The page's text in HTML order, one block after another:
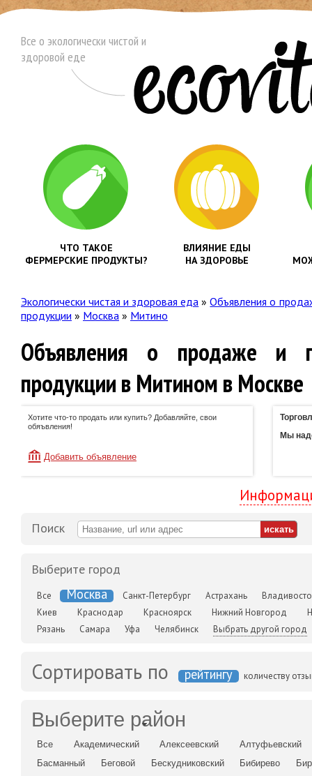
Все о экологически чистой и
здоровой еде
ЧТО ТАКОЕ
ФЕРМЕРСКИЕ ПРОДУКТЫ?
ВЛИЯНИЕ ЕДЫ
НА ЗДОРОВЬЕ
Экологически чистая и здоровая еда »Объявления о
продукции » Москва » Митино
Объявления о продаже и
продукции в Митином в Москве
Хотите что-то продать или купить? Добавляйте, свои
обяъвления!
Добавить объявление
Мы
Поиск
Выберите город
Все Москва Санкт-Петербург Астрахань
Киев
Краснодар Красноярск Нижний Новгород
Рязань
Самара Уфа Челябинск Выбрать другой город
Сортировать по рейтингу количеству
Выберите район
Все Академический Алексеевский
Алтуфьевский
Басманный
Беговой Бескудниковский Бибирево